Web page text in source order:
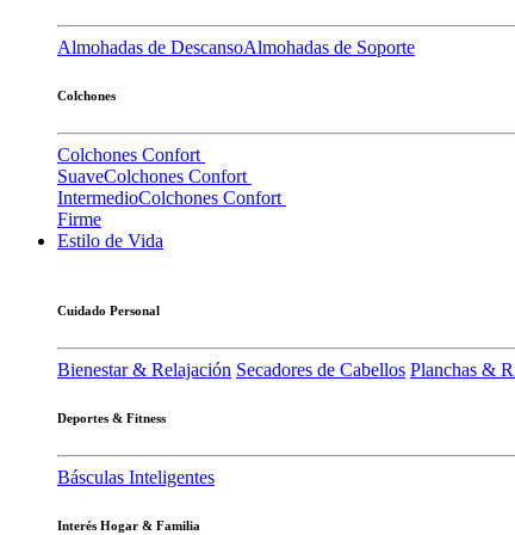
Almohadas de DescansoAlmohadas de Soporte
Colchones
Colchones Confort
SuaveColchones Confort
IntermedioColchones Confort
Firme
Estilo de Vida
Cuidado Personal
Bienestar & Relajación Secadores de Cabellos Planchas &
Deportes & Fitness
Básculas Inteligentes
Interés Hogar & Familia